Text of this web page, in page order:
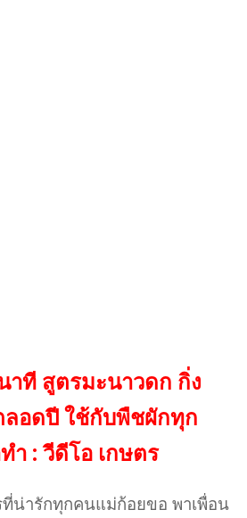
าที สูตรมะนาวดก กิ่ง
อดปี ใช้กับพืชผักทุก
: วีดีโอ เกษตร
ที่น่ารักทุกคนแม่ก้อยขอ พาเพื่อน